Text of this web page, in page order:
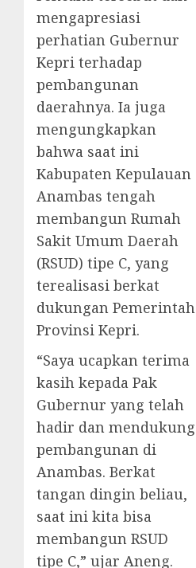
mengapresiasi
perhatian Gubernur
Kepri terhadap
pembangunan
daerahnya. Ia juga
mengungkapkan
bahwa saat ini
Kabupaten Kepulauan
Anambas tengah
membangun Rumah
Sakit Umum Daerah
(RSUD) tipe C, yang
terealisasi berkat
dukungan Pemerintah
Provinsi Kepri.
“Saya ucapkan terima
kasih kepada Pak
Gubernur yang telah
hadir dan mendukung
pembangunan di
Anambas. Berkat
tangan dingin beliau,
saat ini kita bisa
membangun RSUD
tipe C,” ujar Aneng.